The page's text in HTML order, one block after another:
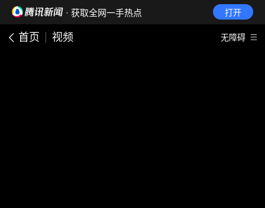
· 获取全网一手热点 打开
首页 视频 无障碍